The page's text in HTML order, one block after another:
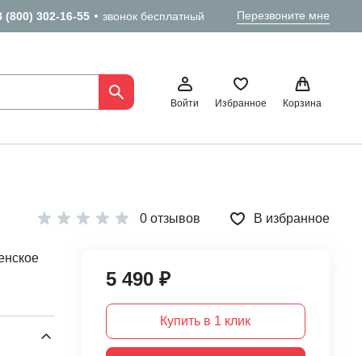
(800) 302-16-55 звонок бесплатный Перезвоните мне
Войти Избранное Корзина
0 отзывов В избранное
5 490 ₽
Купить в 1 клик